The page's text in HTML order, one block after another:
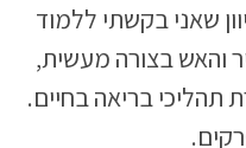
שאני בקשתי ללמוד
והאש בצורה מעשית,
תהליכי בריאה בחיים.